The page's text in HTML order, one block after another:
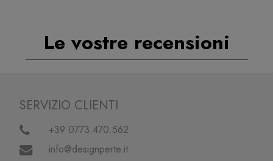
Le vostre recensioni
SERVIZIO CLIENTI
+39 0773.470.562
info@designperte.it